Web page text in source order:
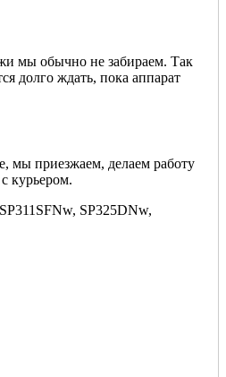
мы обычно не забираем. Так
долго ждать, пока аппарат
мы приезжаем, делаем работу
курьером.
SP325DNw,